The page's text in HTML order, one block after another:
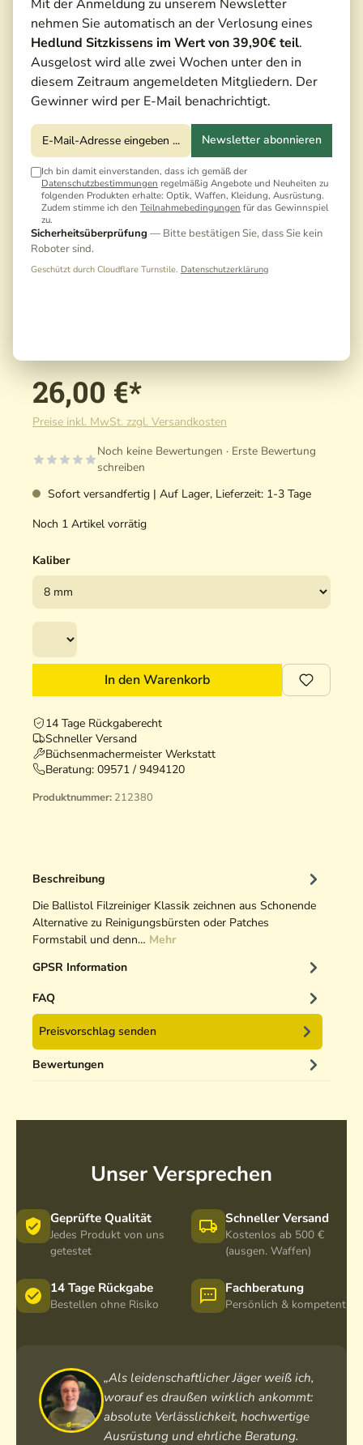
Mit der Anmeldung zu unserem Newsletter
nehmen Sie automatisch an der Verlosung eines
Hedlund Sitzkissens im Wert von 39,90€ teil.
Ausgelost wird alle zwei Wochen unter den in
diesem Zeitraum angemeldeten Mitgliedern. Der
Gewinner wird per E-Mail benachrichtigt.
Newsletter abonnieren
Ich bin damit einverstanden, dass ich gemäß der
Datenschutzbestimmungen regelmäßig Angebote und Neuheiten zu
folgenden Produkten erhalte: Optik, Waffen, Kleidung, Ausrüstung.
Zudem stimme ich den Teilnahmebedingungen für das Gewinnspiel
zu.
Sicherheitsüberprüfung — Bitte bestätigen Sie, dass Sie kein
Roboter sind.
Geschützt durch Cloudflare Turnstile. Datenschutzerklärung
26,00 €*
Preise inkl. MwSt. zzgl. Versandkosten
Noch keine Bewertungen · Erste Bewertung
schreiben
Sofort versandfertig | Auf Lager, Lieferzeit: 1-3 Tage
Noch 1 Artikel vorrätig
Kaliber
In den Warenkorb
14 Tage Rückgaberecht
Schneller Versand
Büchsenmachermeister Werkstatt
Beratung: 09571 / 9494120
Produktnummer: 212380
Beschreibung
Die Ballistol Filzreiniger Klassik zeichnen aus Schonende
Alternative zu Reinigungsbürsten oder Patches
Formstabil und denn… Mehr
GPSR Information
FAQ
Preisvorschlag senden
Bewertungen
Unser Versprechen
Geprüfte Qualität
Jedes Produkt von uns
getestet
Schneller Versand
Kostenlos ab 500 €
(ausgen. Waffen)
14 Tage Rückgabe
Bestellen ohne Risiko
Fachberatung
Persönlich & kompetent
„Als leidenschaftlicher Jäger weiß ich,
worauf es draußen wirklich ankommt:
absolute Verlässlichkeit, hochwertige
Ausrüstung und ehrliche Beratung.